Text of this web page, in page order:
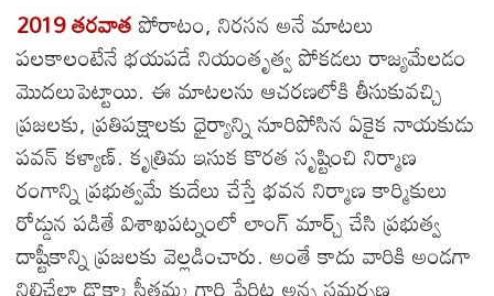
2019 తరవాతపోరాటం, నిరసన అనే మాటలు
పలకాలంటేనే భయపడే నియంతృత్వ పోకడలు రాజ్యమేలడం
మొదలుపెట్టాయి. ఈ మాటలను ఆచరణలోకి తీసుకువచ్చి
ప్రజలకు, ప్రతిపక్షాలకు ధైర్యాన్ని నూరిపోసిన ఏకైక నాయకుడు
పవన్ కళ్యాణ్. కృత్రిమ ఇసుక కొరత సృష్టించి నిర్మాణ
రంగాన్ని ప్రభుత్వమే కుదేలు చేస్తే భవన నిర్మాణ కార్మికులు
రోడ్డున పడితే విశాఖపట్నంలో లాంగ్ మార్చ్ చేసి ప్రభుత్వ
దాష్టీకాన్ని ప్రజలకు వెల్లడించారు. అంతే కాదు వారికి అండగా